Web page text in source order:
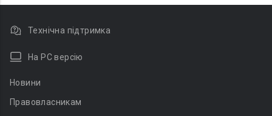
Технічна підтримка
На PC версію
Новини
Правовласникам